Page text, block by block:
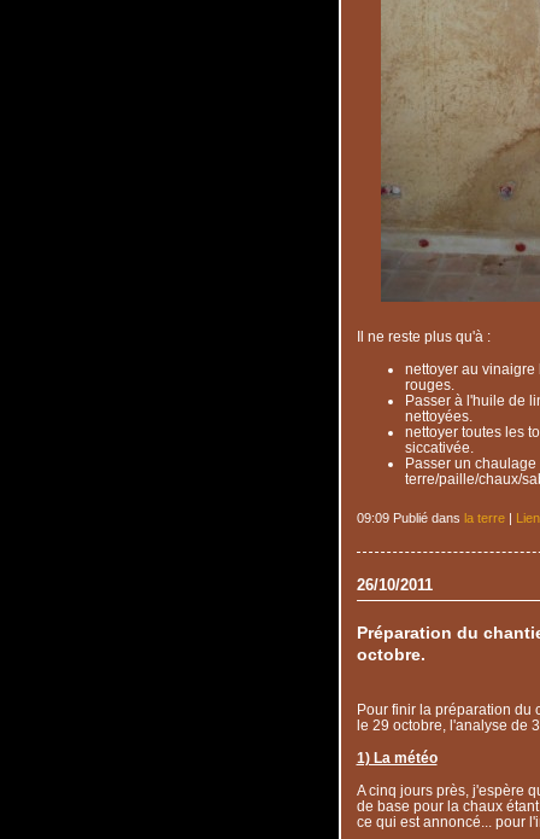
Il ne reste plus qu'à :
nettoyer au vinaigre
rouges.
Passer à l'huile de
nettoyées.
nettoyer toutes les
siccativée.
Passer un
terre/paille/chaux/
09:09 Publié dans la terre|
26/10/2011
Préparation du
octobre.
Pour finir la préparation du
le 29 octobre, l'analyse de
1) La météo
A cinq jours près, j'espère
de base pour la chaux
ce qui est annoncé... pour